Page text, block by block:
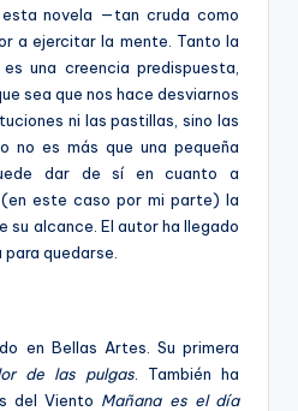
novela —tan cruda como
a ejercitar la mente. Tanto la
una creencia predispuesta,
sea que nos hace desviarnos
ni las pastillas, sino las
no es más que una pequeña
dar de sí en cuanto a
este caso por mi parte) la
su alcance. El autor ha llegado
quedarse.
en Bellas Artes. Su primera
de las pulgas . También ha
del Viento Mañana es el día